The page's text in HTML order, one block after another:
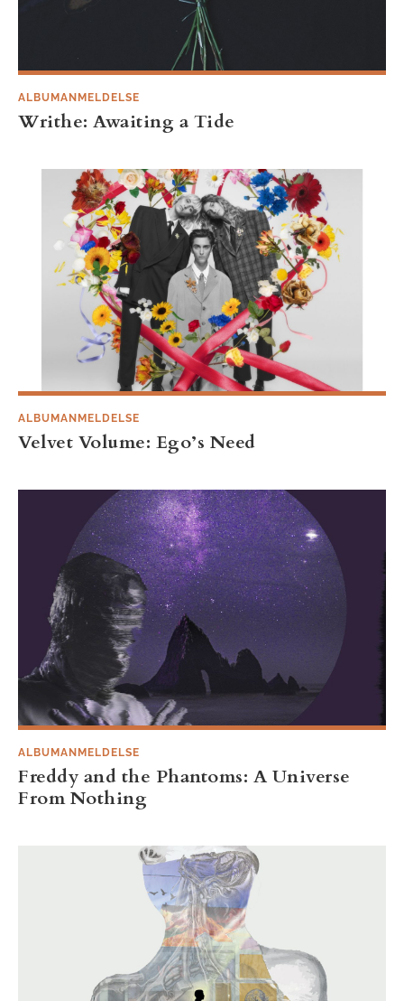
ALBUMANMELDELSE
Writhe: Awaiting a Tide
ALBUMANMELDELSE
Velvet Volume: Ego’s Need
ALBUMANMELDELSE
Freddy and the Phantoms: A Universe
From Nothing